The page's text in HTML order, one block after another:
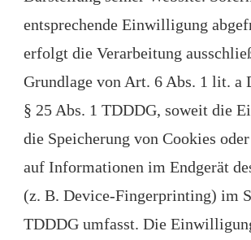
entsprechende Einwilligung
erfolgt die Verarbeitung
Grundlage von Art. 6 Abs. 1 lit. a
§ 25 Abs. 1 TDDDG, soweit die
die Speicherung von Cookies
auf Informationen im Endgerät
(z. B. Device-Fingerprinting) im
TDDDG umfasst. Die